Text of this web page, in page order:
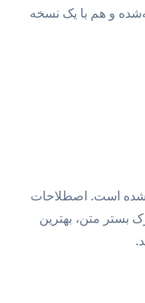
و هم با یک نسخه
شده است. اصطلاحات
بستر متن، بهترین